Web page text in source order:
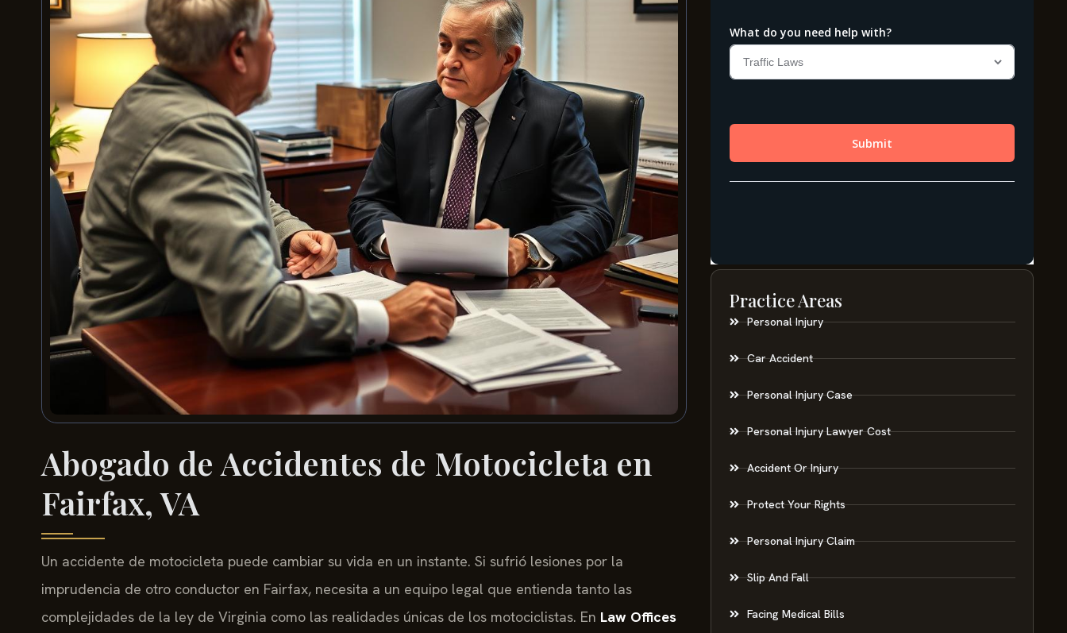
Abogado de Accidentes de Motocicleta en
Fairfax, VA
Un accidente de motocicleta puede cambiar su vida en un instante. Si sufrió lesiones por la
imprudencia de otro conductor en Fairfax, necesita a un equipo legal que entienda tanto las
complejidades de la ley de Virginia como las realidades únicas de los motociclistas. En Law Offices
Practice Areas
Personal Injury
Car Accident
Personal Injury Case
Personal Injury Lawyer Cost
Accident Or Injury
Protect Your Rights
Personal Injury Claim
Slip And Fall
Facing Medical Bills